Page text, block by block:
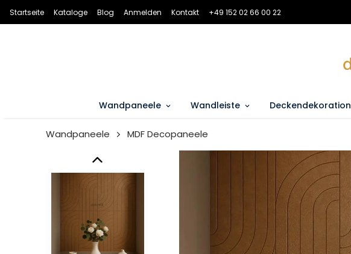
Startseite Kataloge Blog Anmelden Kontakt +49 152 02 66 00 22
Wandpaneele Wandleiste Deckendekoration
Wandpaneele MDF Decopaneele